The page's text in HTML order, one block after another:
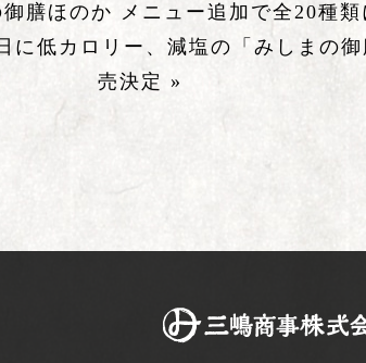
膳ほのか メニュー追加で全20種類
に低カロリー、減塩の「みしまの
売決定 »